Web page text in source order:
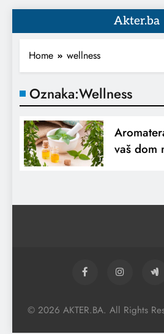
Akter.ba
Home wellness
Oznaka:Wellness
vaš dom
© 2026 AKTER.BA. All Rights